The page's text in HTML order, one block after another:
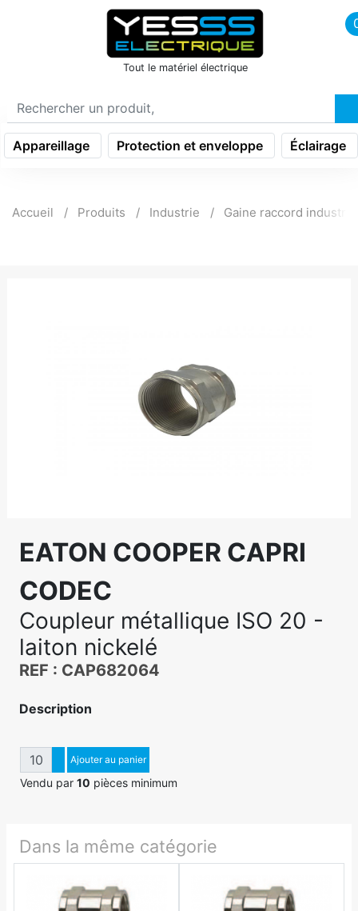
icon menu burger
Tout le matériel électrique
Appareillage Protection et enveloppe Éclairage
Accueil Produits Industrie Gaine raccord
EATON COOPER CAPRI
CODEC
Coupleur métallique ISO 20 -
laiton nickelé
REF : CAP682064
Description
QuantitéAugmenter quantité
Diminuer quantité
Ajouter au panier
Vendu par 10 pièces minimum
Dans la même catégorie